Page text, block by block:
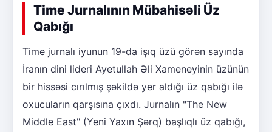
Time Jurnalının Mübahisəli Üz
Qabığı
Time jurnalı iyunun 19-da işıq üzü görən sayında
İranın dini lideri Ayetullah Əli Xameneyinin üzünün
bir hissəsi cırılmış şəkildə yer aldığı üz qabığı ilə
oxucuların qarşısına çıxdı. Jurnalın "The New
Middle East" (Yeni Yaxın Şərq) başlıqlı üz qabığı,